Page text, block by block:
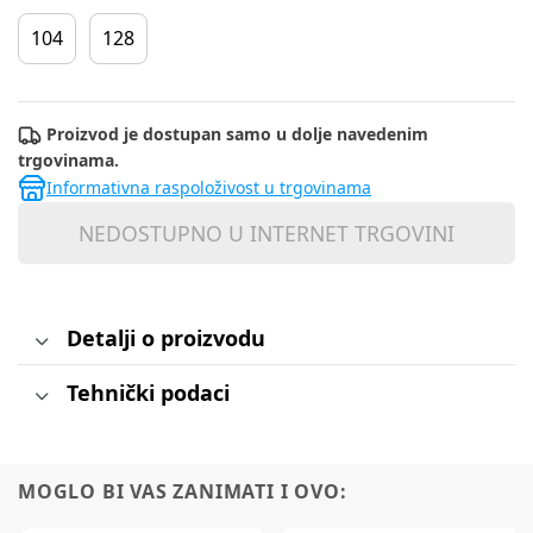
104
128
Proizvod je dostupan samo u dolje navedenim
trgovinama.
Informativna raspoloživost u trgovinama
NEDOSTUPNO U INTERNET TRGOVINI
Detalji o proizvodu
Tehnički podaci
MOGLO BI VAS ZANIMATI I OVO: